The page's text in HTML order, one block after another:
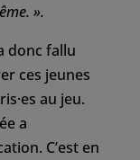
».
donc fallu
ces jeunes
au jeu.
a
C’est en